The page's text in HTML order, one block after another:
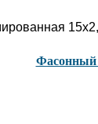
Фасонный